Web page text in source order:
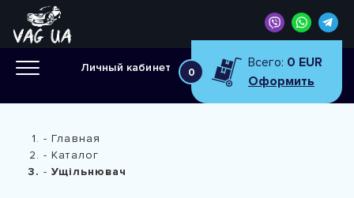
Личный кабинет 0
Всего: 0 EUR
Оформить
Главная
Каталог
Ущільнювач